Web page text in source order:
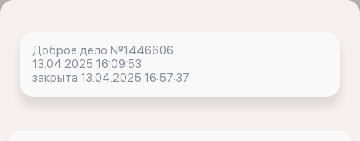
Доброе дело №1446606
13.04.2025 16:09:53
закрыта 13.04.2025 16:57:37